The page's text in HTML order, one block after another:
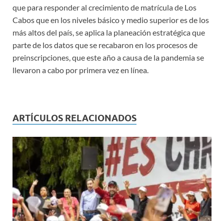
que para responder al crecimiento de matrícula de Los
Cabos que en los niveles básico y medio superior es de los
más altos del país, se aplica la planeación estratégica que
parte de los datos que se recabaron en los procesos de
preinscripciones, que este año a causa de la pandemia se
llevaron a cabo por primera vez en línea.
ARTÍCULOS RELACIONADOS